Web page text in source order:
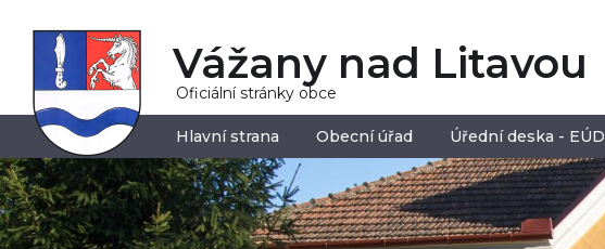
Vážany nad Litavou
Oficiální stránky obce
Hlavní strana Obecní úřad Úřední deska - EÚD